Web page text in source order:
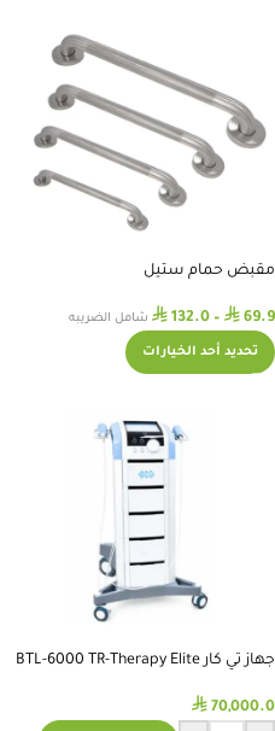
مقبض حمام ستيل
⃁ 69.9
–
⃁ 132.0 شامل الضريبه
تحديد أحد الخيارات
جهاز تي كار BTL-6000 TR-Therapy Elite
⃁ 70,000.0